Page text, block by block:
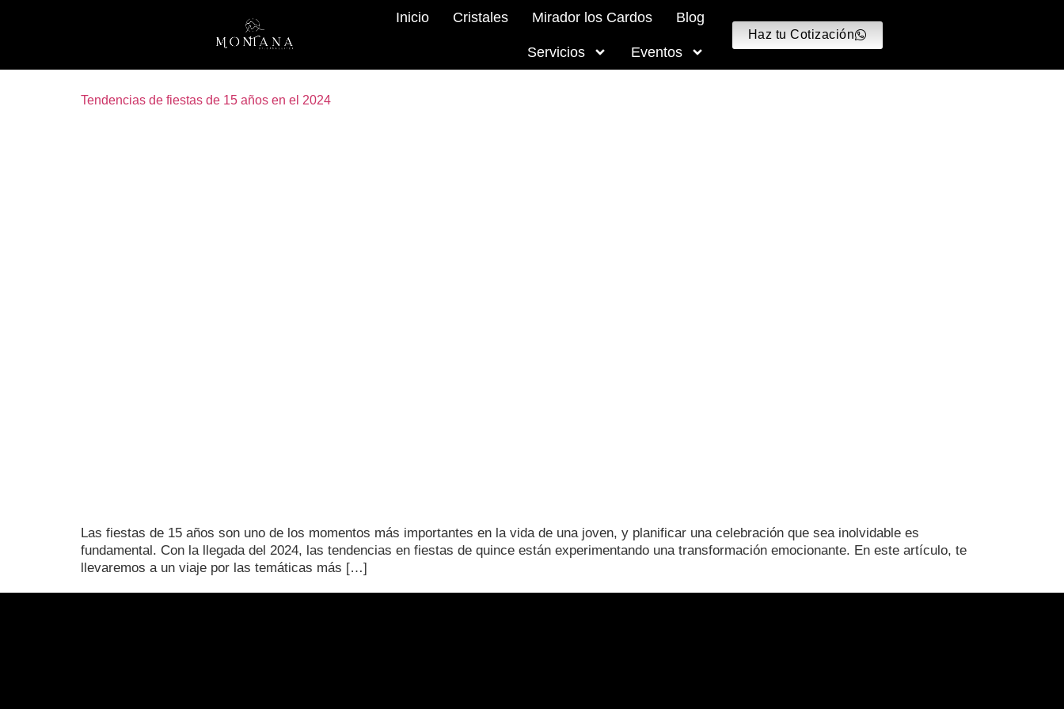
Inicio Cristales Mirador los Cardos Blog
Servicios Eventos
Haz tu Cotización
Etiqueta: Eventos
Tendencias de fiestas de 15 años en el 2024
Las fiestas de 15 años son uno de los momentos más importantes en la vida de una joven, y planificar una celebración que sea inolvidable es
fundamental. Con la llegada del 2024, las tendencias en fiestas de quince están experimentando una transformación emocionante. En este artículo, te
llevaremos a un viaje por las temáticas más […]